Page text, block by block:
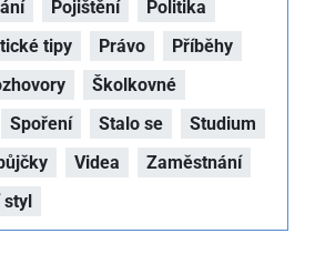
Pojištění
Politika
tipy Právo
Příběhy
Školkovné
Spoření Stalo se
Studium
Videa
Zaměstnání
styl